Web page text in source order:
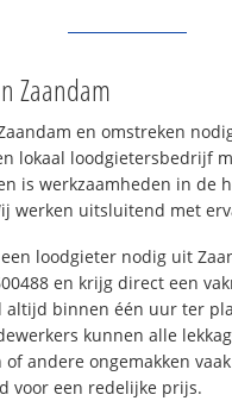
Zaandam
en omstreken
lokaal loodgietersbedrijf
is werkzaamheden in de
werken uitsluitend met
loodgieter nodig uit
en krijg direct een
altijd binnen één uur ter
kunnen alle
andere ongemakken
voor een redelijke prijs.